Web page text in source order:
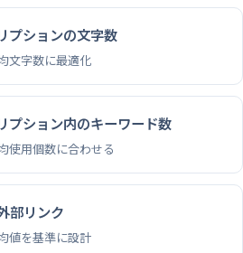
プションの文字数
文字数に最適化
プション内のキーワード数
使用個数に合わせる
部リンク
値を基準に設計